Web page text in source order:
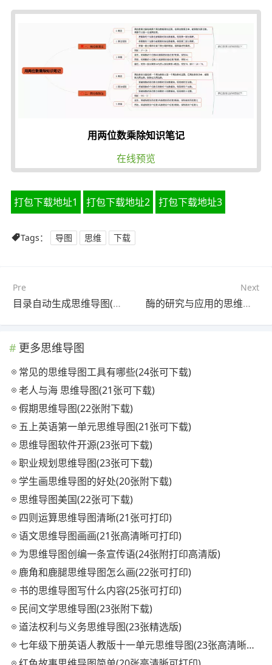
用两位数乘除知识笔记
在线预览
打包下载地址1 打包下载地址2 打包下载地址3
Tags： 导图 思维 下载
Pre
目录自动生成思维导图(23张高清晰可打印)
Next
酶的研究与应用的思维导图(22张高清晰可打印)
更多思维导图
常见的思维导图工具有哪些(24张可下载)
老人与海 思维导图(21张可下载)
假期思维导图(22张附下载)
五上英语第一单元思维导图(21张可下载)
思维导图软件开源(23张可下载)
职业规划思维导图(23张可下载)
学生画思维导图的好处(20张附下载)
思维导图美国(22张可下载)
四则运算思维导图清晰(21张可打印)
语文思维导图画画(21张高清晰可打印)
为思维导图创编一条宣传语(24张附打印高清版)
鹿角和鹿腿思维导图怎么画(22张可打印)
书的思维导图写什么内容(25张可打印)
民间文学思维导图(23张附下载)
道法权利与义务思维导图(23张精选版)
七年级下册英语人教版十一单元思维导图(23张高清晰可打印)